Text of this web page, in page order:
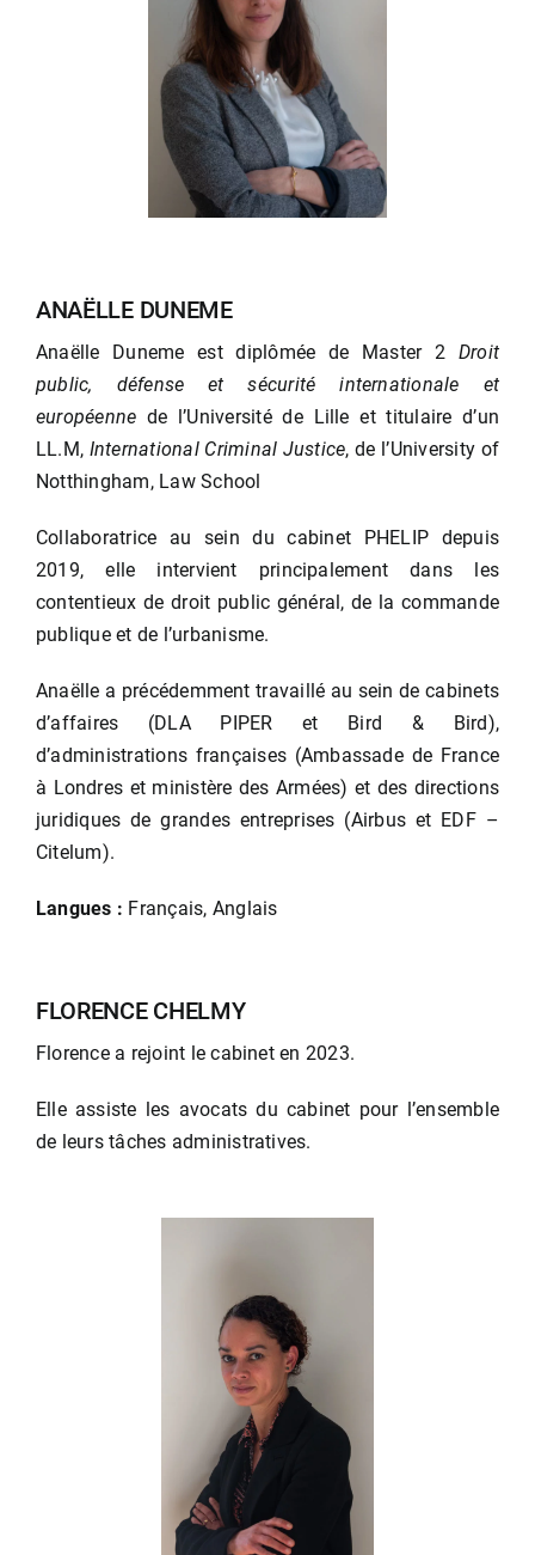
ANAËLLE DUNEME
Anaëlle Duneme est diplômée de Master 2 Droit
public, défense et sécurité internationale et
européenne de l’Université de Lille et titulaire d’un
LL.M, International Criminal Justice, de l’University of
Notthingham, Law School
Collaboratrice au sein du cabinet PHELIP depuis
2019, elle intervient principalement dans les
contentieux de droit public général, de la commande
publique et de l’urbanisme.
Anaëlle a précédemment travaillé au sein de cabinets
d’affaires (DLA PIPER et Bird & Bird),
d’administrations françaises (Ambassade de France
à Londres et ministère des Armées) et des directions
juridiques de grandes entreprises (Airbus et EDF –
Citelum).
Langues : Français, Anglais
FLORENCE CHELMY
Florence a rejoint le cabinet en 2023.
Elle assiste les avocats du cabinet pour l’ensemble
de leurs tâches administratives.